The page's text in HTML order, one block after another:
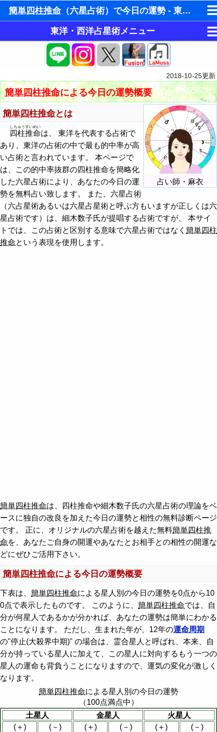
簡単四柱推命（六星占術）で今日の運勢 - 東洋占星術
ゆめの夢占い
人気の夢占い
手相占いで未来診断
タロットカードで無料占い
命名の姓名判断
飛星派風水で住宅開運
男と女の心理学と心理テスト
東洋・西洋占星術メニュー
今週の運勢
今日の運勢
相性占い
恋愛占い
今月の運勢
今週の運勢
今日の運勢
本質診断
性格診断
近未来の運勢
人生の設計図
相性占い
洋占星術
簡単四柱推命（六星占術）で今月の運勢
簡単四柱推命（六星占術）で今週の運勢
簡単四柱推命（六星占術）で今日の運勢
簡単四柱推命（六星占術）で性格診断
簡単四柱推命（六星占術）で今月の相性
簡単四柱推命（六星占術）で今日の相性
四柱推命で結婚運占い
風水で開運の方角
ワーストーン
恋愛運・結婚運アップ
金運・財運アップ
仕事運・学問運アップ
健康運・生命力アップ
邪気払い・全体運
い掲示板
占い掲示板の使用ルール
占い掲示板の投稿・編集
勢メール配信登録
いエンジン
今日の運勢 - ホロスコープ占星術
相性占い - ホロスコープ占星術
六星占術で今日の運勢
四柱推命で結婚運占いエンジン
2018-10-25更新
簡単四柱推命による今日の運勢概要
占い師・麻衣
簡単四柱推命とは
四柱推命
しちゅうすいめい
は、 東洋を代表する占術で
あり、東洋の占術の中で最も的中率が高
い占術と言われています。 本ページで
は、この的中率抜群の四柱推命を簡略化
した六星占術により、あなたの今日の運
勢を無料占い致します。 また、六星占術
（六占星術あるいは六星占星術と呼ぶ方もいますが正しくは六
星占術です）は、細木数子氏が提唱する占術ですが、 本サイ
トでは、この占術と区別する意味で六星占術ではなく 簡単四柱
推命という表現を使用します。
簡単四柱推命は、四柱推命や細木数子氏の六星占術の理論をベ
ースに独自の改良を加えた今日の運勢と相性の無料診断ページ
です。 正に、オリジナルの六星占術を越えた無料簡単四柱推
命を、あなたご自身の開運やあなたとお相手との相性の開運な
どにぜひご活用下さい。
簡単四柱推命による今日の運勢概要
下表は、 簡単四柱推命による星人別の今日の運勢を0点から10
0点で表示したものです。 このように、 簡単四柱推命では、自
分が何星人であるかが分かれば、あなたの運勢は簡単にわかる
ことになります。 ただし、生まれた年が、12年の運命周期
の"停止(大殺界中期)" の場合は、霊合星人と呼ばれ、本来、自
分が持っている星人に加えて、この星人に対向するもう一つの
星人の運命も背負うことになりますので、運気の変化が激しく
なります。
簡単四柱推命による星人別の今日の運勢
（100点満点中）
土星人
金星人
火星人
(＋)
(－) (＋) (－) (＋)
(－)